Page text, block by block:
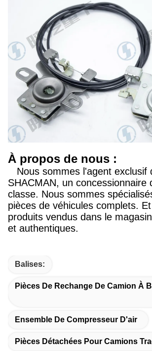
À propos de nous :
Nous sommes l'agent exclusif
SHACMAN, un concessionnaire
classe. Nous sommes
pièces de véhicules complets.
produits vendus dans le
et authentiques.
Balises:
Pièces De Rechange De Camion À
Ensemble De Compresseur D'air
Pièces Détachées Pour Camions